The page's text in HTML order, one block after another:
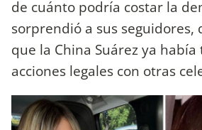
de cuánto podría costar la
sorprendió a sus seguidores,
que la China Suárez ya
acciones legales con otras